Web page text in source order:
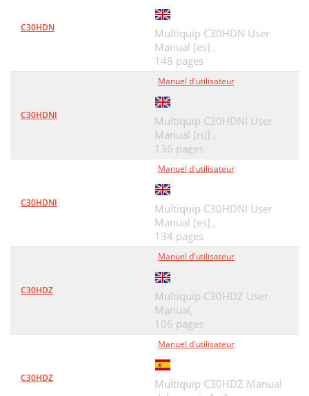
C30HDN
Multiquip C30HDN User
Manual [es] ,
148 pages
C30HDNI
Manuel d'utilisateur
Multiquip C30HDNI User
Manual [ru] ,
136 pages
C30HDNI
Manuel d'utilisateur
Multiquip C30HDNI User
Manual [es] ,
134 pages
C30HDZ
Manuel d'utilisateur
Multiquip C30HDZ User
Manual,
106 pages
C30HDZ
Manuel d'utilisateur
Multiquip C30HDZ Manual